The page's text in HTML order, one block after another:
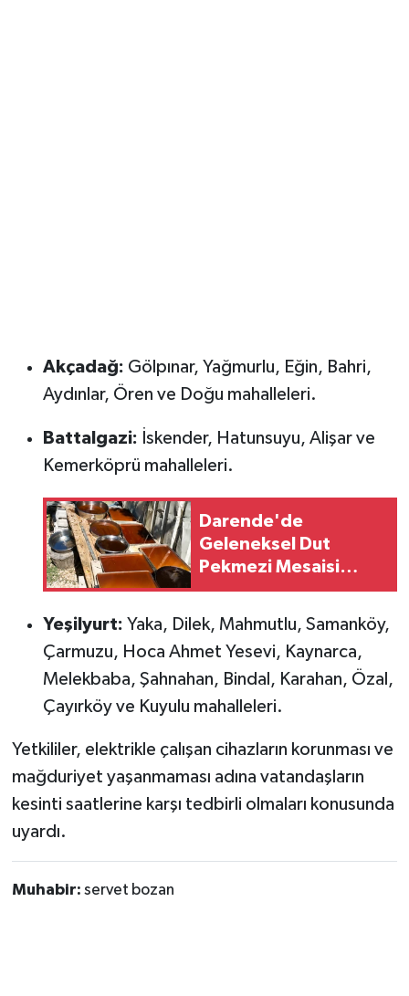
Akçadağ: Gölpınar, Yağmurlu, Eğin, Bahri,
Aydınlar, Ören ve Doğu mahalleleri.
Battalgazi: İskender, Hatunsuyu, Alişar ve
Kemerköprü mahalleleri.
Darende'de
Geleneksel Dut
Pekmezi Mesaisi
Sürüyor: Kazanlar Kış
Yeşilyurt: Yaka, Dilek, Mahmutlu, Samanköy,
Çarmuzu, Hoca Ahmet Yesevi, Kaynarca,
Melekbaba, Şahnahan, Bindal, Karahan, Özal,
Çayırköy ve Kuyulu mahalleleri.
Yetkililer, elektrikle çalışan cihazların korunması ve
mağduriyet yaşanmaması adına vatandaşların
kesinti saatlerine karşı tedbirli olmaları konusunda
uyardı.
Muhabir: servet bozan